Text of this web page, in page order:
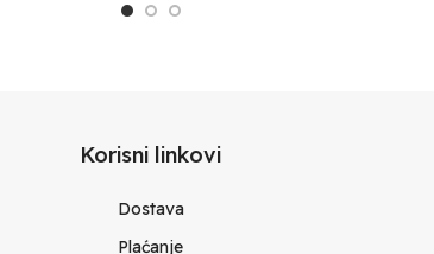
Korisni linkovi
Dostava
Plaćanje